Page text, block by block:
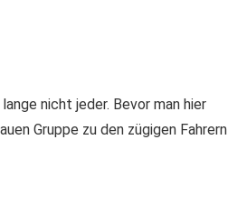
nicht jeder. Bevor man hier
Gruppe zu den zügigen Fahrern